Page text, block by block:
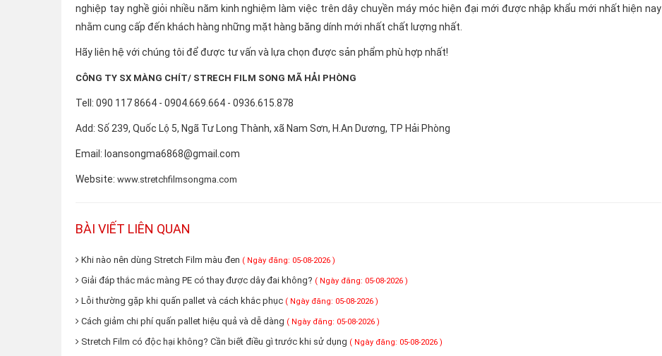
nghiệp tay nghề giỏi nhiều năm kinh nghiệm làm việc trên dây chuyền máy móc hiện đại mới được nhập khẩu mới nhất hiện nay
nhằm cung cấp đến khách hàng những mặt hàng băng dính mới nhất chất lượng nhất.
Hãy liên hệ với chúng tôi để được tư vấn và lựa chọn được sản phẩm phù hợp nhất!
CÔNG TY SX MÀNG CHÍT/ STRECH FILM SONG MÃ HẢI PHÒNG
Tell: 090 117 8664 - 0904.669.664 - 0936.615.878
Add: Số 239, Quốc Lộ 5, Ngã Tư Long Thành, xã Nam Sơn, H.An Dương, TP Hải Phòng
Email: loansongma6868@gmail.com
Website: www.stretchfilmsongma.com
BÀI VIẾT LIÊN QUAN
Khi nào nên dùng Stretch Film màu đen ( Ngày đăng: 05-08-2026 )
Giải đáp thắc mắc màng PE có thay được dây đai không? ( Ngày đăng: 05-08-2026 )
Lỗi thường gặp khi quấn pallet và cách khắc phục ( Ngày đăng: 05-08-2026 )
Cách giảm chi phí quấn pallet hiệu quả và dễ dàng ( Ngày đăng: 05-08-2026 )
Stretch Film có độc hại không? Cần biết điều gì trước khi sử dụng ( Ngày đăng: 05-08-2026 )